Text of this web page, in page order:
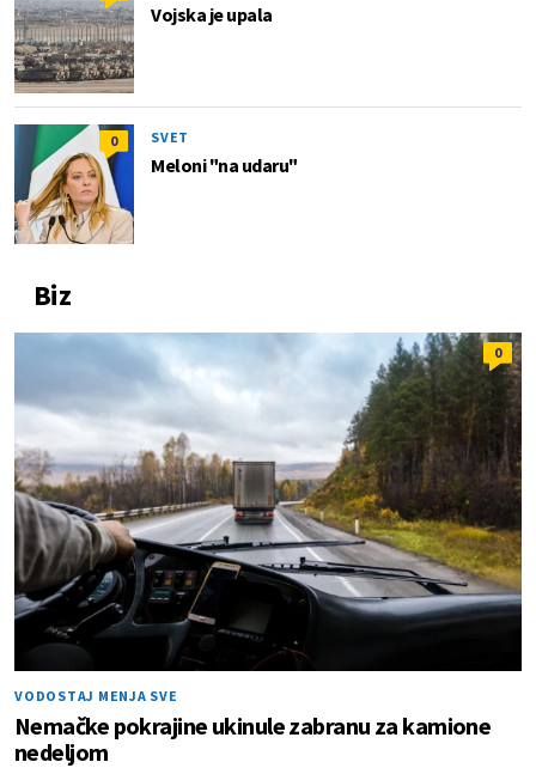
Vojska je upala
0 SVET
Meloni "na udaru"
Biz
0
VODOSTAJ MENJA SVE
Nemačke pokrajine ukinule zabranu za kamione
nedeljom